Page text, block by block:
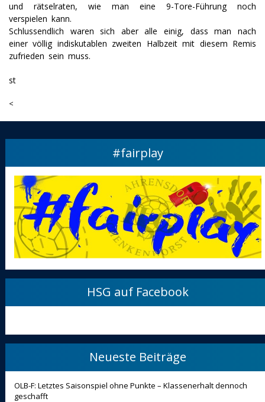
und rätselraten, wie man eine 9-Tore-Führung noch
verspielen kann.
Schlussendlich waren sich aber alle einig, dass man nach
einer völlig indiskutablen zweiten Halbzeit mit diesem Remis
zufrieden sein muss.
st
<
#fairplay
HSG auf Facebook
Neueste Beiträge
OLB-F: Letztes Saisonspiel ohne Punkte – Klassenerhalt dennoch
geschafft